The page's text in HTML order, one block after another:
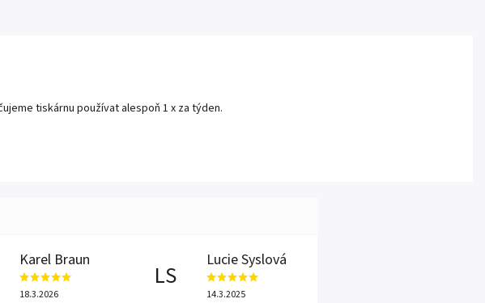
tiskárnu používat alespoň 1 x za týden.
Karel Braun
18.3.2026
LS
Lucie Syslová
14.3.2025